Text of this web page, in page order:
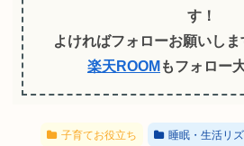
す！
よければフォローお願いしま
楽天ROOM もフォロー
子育てお役立ち 睡眠・生活リ